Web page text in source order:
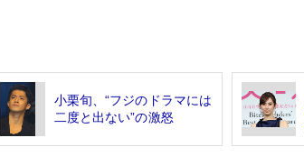
小栗旬、“フジのドラマには
二度と出ない”の激怒